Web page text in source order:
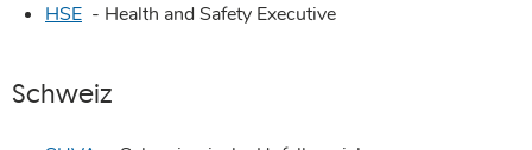
HSE - Health and Safety Executive
Schweiz